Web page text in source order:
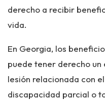
derecho a recibir
vida.
En Georgia, los
puede tener derecho un
lesión relacionada con
discapacidad parcial o